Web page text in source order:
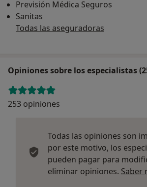
Previsión Médica Seguros
Sanitas
Todas las aseguradoras
Opiniones sobre los especialistas
253 opiniones
Todas las opiniones son
por este motivo, los
pueden pagar para
eliminar opiniones. Saber